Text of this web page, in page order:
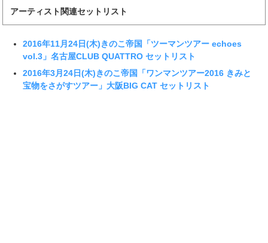
アーティスト関連セットリスト
2016年11月24日(木)きのこ帝国「ツーマンツアー echoes
vol.3」名古屋CLUB QUATTRO セットリスト
2016年3月24日(木)きのこ帝国「ワンマンツアー2016 きみと
宝物をさがすツアー」大阪BIG CAT セットリスト